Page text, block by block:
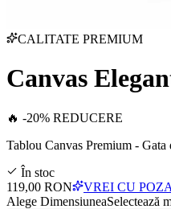
CALITATE PREMIUM
Canvas
🔥 -20% REDUCERE
Tablou Canvas Premium - Gata
În stoc
119,00 RON
VREI CU
Alege DimensiuneaSelectează